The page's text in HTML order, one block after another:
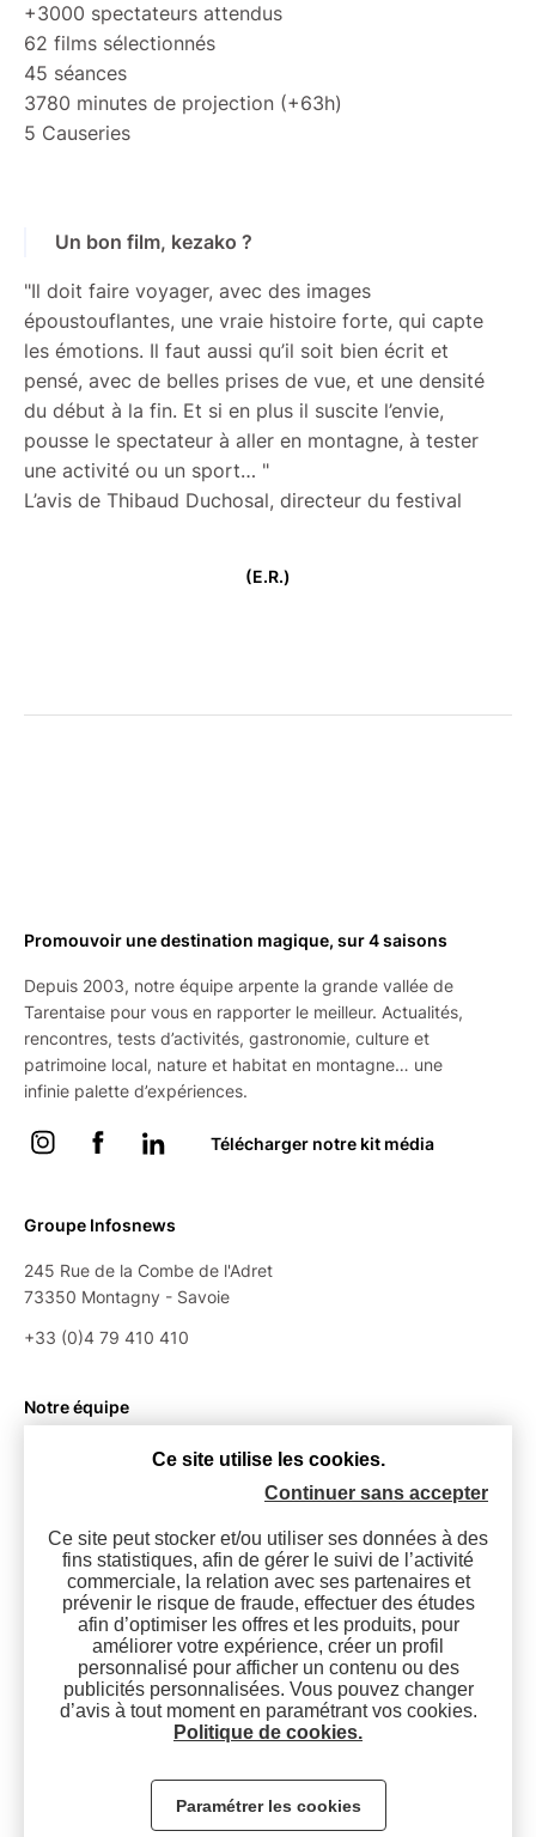
+3000 spectateurs attendus
62 films sélectionnés
45 séances
3780 minutes de projection (+63h)
5 Causeries
Un bon film, kezako ?
"Il doit faire voyager, avec des images
époustouflantes, une vraie histoire forte, qui capte
les émotions. Il faut aussi qu’il soit bien écrit et
pensé, avec de belles prises de vue, et une densité
du début à la fin. Et si en plus il suscite l’envie,
pousse le spectateur à aller en montagne, à tester
une activité ou un sport… "
L’avis de Thibaud Duchosal, directeur du festival
(E.R.)
Promouvoir une destination magique, sur 4 saisons
Depuis 2003, notre équipe arpente la grande vallée de
Tarentaise pour vous en rapporter le meilleur. Actualités,
rencontres, tests d’activités, gastronomie, culture et
patrimoine local, nature et habitat en montagne… une
infinie palette d’expériences.
InstagramFacebookLinkedinTélécharger notre kit média
Groupe Infosnews
245 Rue de la Combe de l'Adret
73350 Montagny - Savoie
+33 (0)4 79 410 410
Notre équipe
Jeu culte !
Oukison Paul et René ?
Contactez-nous
Ce site utilise les cookies.
Continuer sans accepter
Ce site peut stocker et/ou utiliser ses données à des
fins statistiques, afin de gérer le suivi de l’activité
commerciale, la relation avec ses partenaires et
prévenir le risque de fraude, effectuer des études
afin d’optimiser les offres et les produits, pour
améliorer votre expérience, créer un profil
personnalisé pour afficher un contenu ou des
publicités personnalisées. Vous pouvez changer
d’avis à tout moment en paramétrant vos cookies.
Politique de cookies.
Paramétrer les cookies